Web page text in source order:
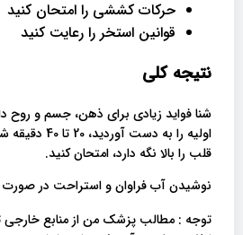
حرکات کششی را امتحان کنید
قوانین استخر را رعایت کنید
نتیجه کلی
شنا فواید زیادی برای ذهن، جسم و روح
اولیه را به
قلب را بالا نگه دارد، امتحان کنید.
نوشیدن آب فراوان و استراحت در صورت
توجه : مطالب پزشک من از منابع خارجی